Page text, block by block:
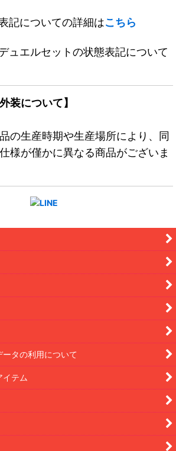
記についての詳細はこちら
ュエルセットの状態表記について
装について】
の生産時期や生産場所により、同
様が僅かに異なる商品がございま
タの利用について
イテム